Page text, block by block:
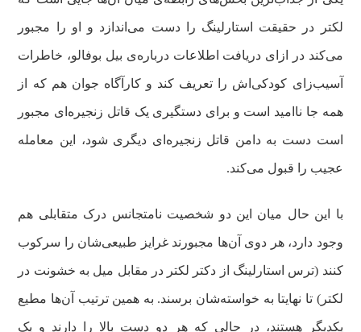
لکتر در حقیقت استارلینگ را دست می‌اندازد و او را مجبور
می‌کند در ازای دریافت اطلاعات درباره‌ی بیل بوفالو، خاطرات
آسیب‌زای کودکی‌اش را تعریف کند و کارآگاه جوان هم که از
همه جا ناامید است و برای دستگیری یک قاتل زنجیره‌ای مجبور
است دست به دامن قاتل زنجیره‌ای دیگری شود، این معامله
عجیب را قبول می‌کند.
با این حال میان این دو شخصیت نامتجانس درک متقابلی هم
وجود دارد، هر دوی آن‌ها مجبورند غرایز طبیعی‌شان را سرکوب
کنند (ترس استارلینگ از دکتر لکتر در مقابل میل به خشونت در
لکتر) تا نهایتا به خواسته‌شان برسند. به همین ترتیب آن‌ها مطیع
یکدیگر هستند، در حالی که هر دو دست بالا را دارند و یک